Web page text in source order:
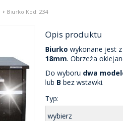
› Biurko Kod: 234
Opis produktu
Biurko wykonane jest
18mm. Obrzeża
Do wyboru dwa
lub B bez wstawki.
Typ:
wybierz